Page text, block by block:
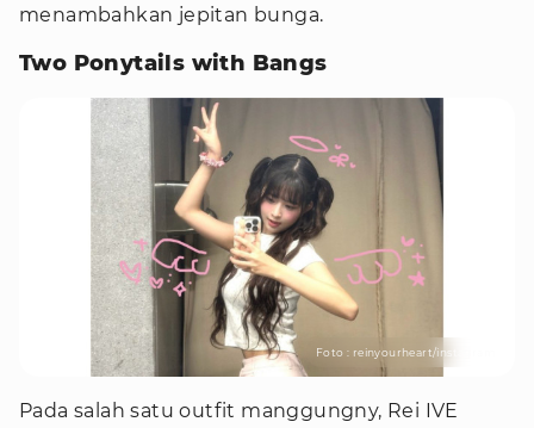
menambahkan jepitan bunga.
Two Ponytails with Bangs
Foto : reinyourheart/instagram
Pada salah satu outfit manggungny, Rei IVE